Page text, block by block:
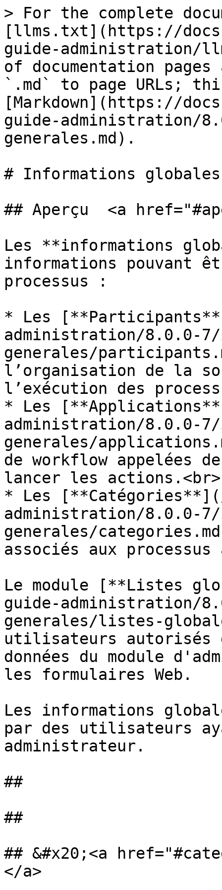
> For the complete
[llms.txt](https://
guide-administration/
of documentation
`.md` to page URLs;
[Markdown](https://
guide-administration/
generales.md).
# Informations globales
## Aperçu  <a
Les **informations
informations pouvant
processus :
* Les
administration/8.0.0-
generales/
l’organisation de la
l’exécution des
* Les
administration/8.0.0-
generales/
de workflow appelées
lancer les actions.<br>
* Les
administration/8.0.0-
generales/
associés aux
Le module [**Listes
guide-administration/
generales/listes-
utilisateurs autorisés
données du module
les formulaires Web.
Les informations
par des utilisateurs
administrateur.
##
##
## &#x20;<a
</a>